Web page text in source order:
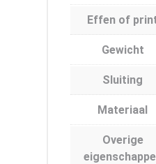
Effen of
Gewicht
Sluiting
Materiaal
Overige